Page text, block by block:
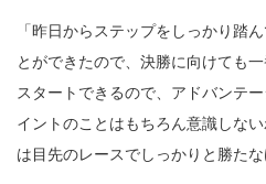
「昨日からステップをしっかり踏
とができたので、決勝に向けても
スタートできるので、アドバンテ
イントのことはもちろん意識しな
は目先のレースでしっかりと勝たな